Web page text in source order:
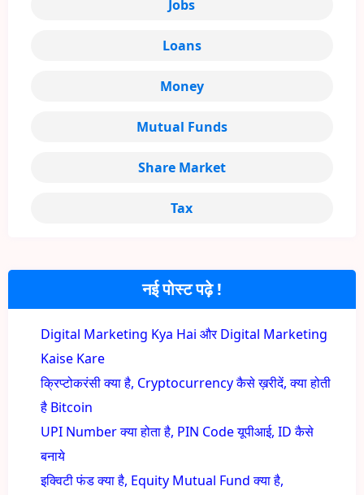
नई पोस्ट पढ़े !
Digital Marketing Kya Hai और Digital Marketing
Kaise Kare
क्रिप्टोकरंसी क्या है, Cryptocurrency कैसे ख़रीदें, क्या होती
है Bitcoin
UPI Number क्या होता है, PIN Code यूपीआई, ID कैसे
बनाये
इक्विटी फंड क्या है, Equity Mutual Fund क्या है,
Jobs
Loans
Money
Mutual Funds
Share Market
Tax